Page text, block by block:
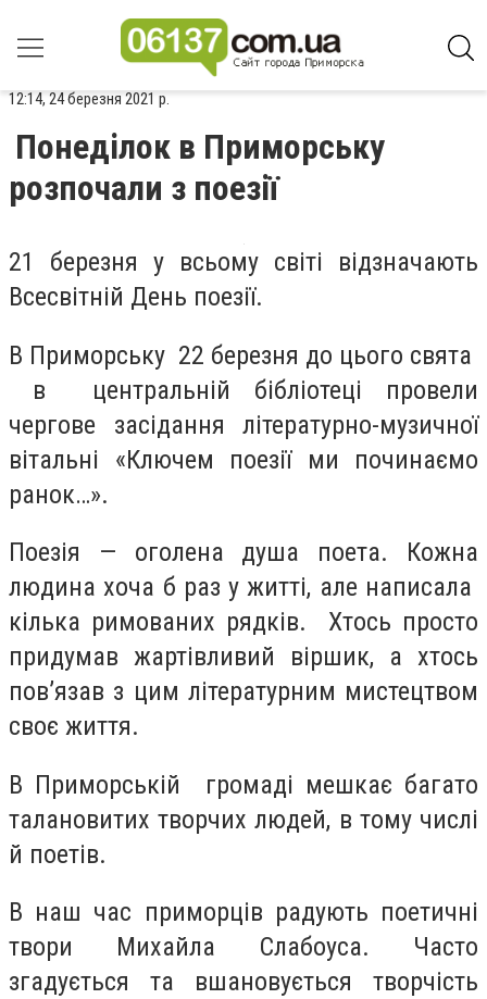
12:14, 24 березня 2021 р.
Понеділок в Приморську
розпочали з поезії
21 березня у всьому світі відзначають
Всесвітній День поезії.
В Приморську 22 березня до цього свята
в центральній бібліотеці провели
чергове засідання літературно-музичної
вітальні «Ключем поезії ми починаємо
ранок…».
Поезія — оголена душа поета. Кожна
людина хоча б раз у житті, але написала
кілька римованих рядків. Хтось просто
придумав жартівливий віршик, а хтось
пов’язав з цим літературним мистецтвом
своє життя.
В Приморській громаді мешкає багато
талановитих творчих людей, в тому числі
й поетів.
В наш час приморців радують поетичні
твори Михайла Слабоуса. Часто
згадується та вшановується творчість